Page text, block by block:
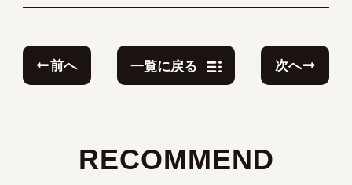
前へ 一覧に戻る 次へ
RECOMMEND